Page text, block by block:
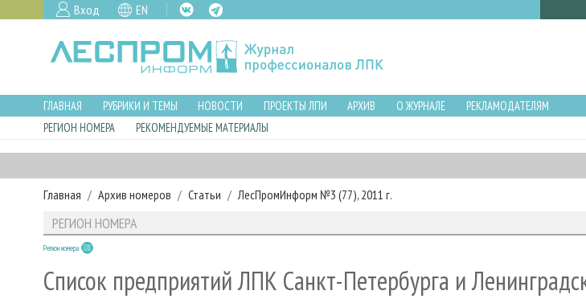
Вход EN
ГЛАВНАЯ РУБРИКИ И ТЕМЫ НОВОСТИ ПРОЕКТЫ ЛПИ АРХИВ О ЖУРНАЛЕ
РЕКЛАМОДАТЕЛЯМ
РЕГИОН НОМЕРА
РЕКОМЕНДУЕМЫЕ МАТЕРИАЛЫ
Главная Архив номеров Статьи ЛесПромИнформ №3 (77), 2011 г.
РЕГИОН НОМЕРА
Регион номера
Список предприятий ЛПК Санкт-Петербурга и